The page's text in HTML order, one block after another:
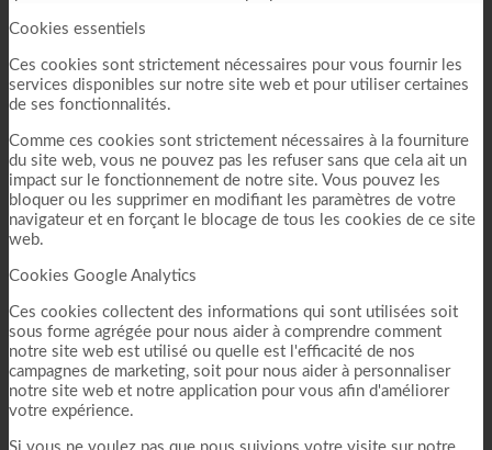
Cookies essentiels
Ces cookies sont strictement nécessaires pour vous fournir les
services disponibles sur notre site web et pour utiliser certaines
de ses fonctionnalités.
Comme ces cookies sont strictement nécessaires à la fourniture
du site web, vous ne pouvez pas les refuser sans que cela ait un
impact sur le fonctionnement de notre site. Vous pouvez les
bloquer ou les supprimer en modifiant les paramètres de votre
navigateur et en forçant le blocage de tous les cookies de ce site
web.
Cookies Google Analytics
Ces cookies collectent des informations qui sont utilisées soit
sous forme agrégée pour nous aider à comprendre comment
notre site web est utilisé ou quelle est l'efficacité de nos
campagnes de marketing, soit pour nous aider à personnaliser
notre site web et notre application pour vous afin d'améliorer
votre expérience.